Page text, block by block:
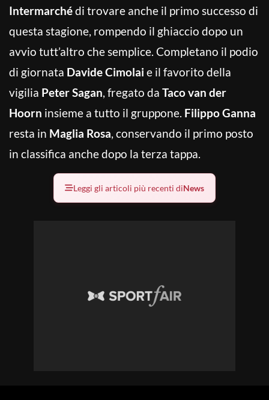
Intermarchédi trovare anche il primo successo di
questa stagione, rompendo il ghiaccio dopo un
avvio tutt’altro che semplice. Completano il podio
di giornata Davide Cimolai e il favorito della
vigilia Peter Sagan, fregato da Taco van der
Hoorn insieme a tutto il gruppone. Filippo Ganna
resta in Maglia Rosa, conservando il primo posto
in classifica anche dopo la terza tappa.
Leggi gli articoli più recenti diNews